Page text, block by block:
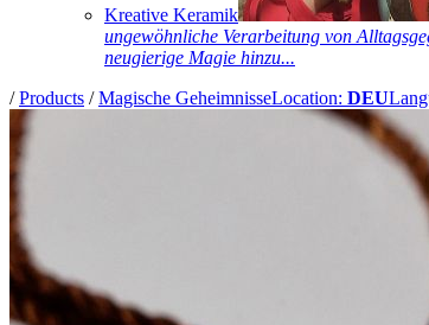
Kreative Keramik
ungewöhnliche Verarbeitung von
neugierige Magie hinzu...
/Products /Magische GeheimnisseLocation: DEU